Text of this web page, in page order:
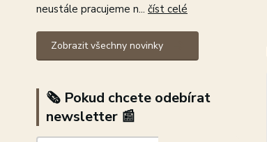
neustále pracujeme n... číst celé
Zobrazit všechny novinky
🗞️ Pokud chcete odebírat
newsletter 📰